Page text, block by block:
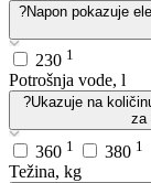
?Napon pokazuje
230 1
Potrošnja vode, l
?Ukazuje na
za
360 1 380 1
Težina, kg